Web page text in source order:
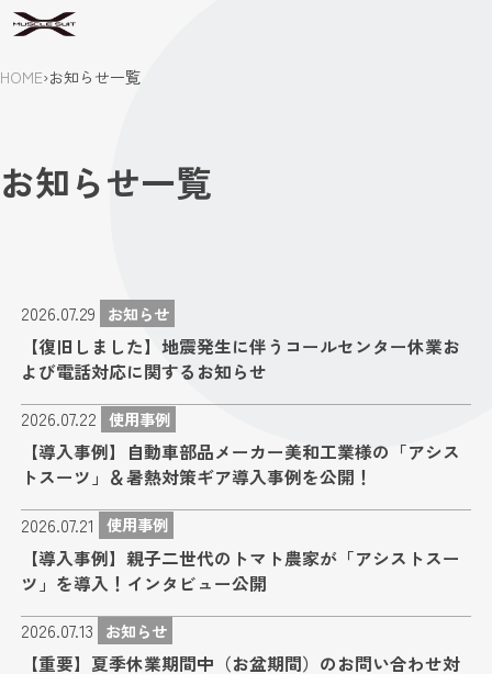
HOME›お知らせ一覧
お知らせ一覧
2026.07.29 お知らせ
【復旧しました】地震発生に伴うコールセンター休業お
よび電話対応に関するお知らせ
2026.07.22 使用事例
【導入事例】自動車部品メーカー美和工業様の「アシス
トスーツ」＆暑熱対策ギア導入事例を公開！
2026.07.21 使用事例
【導入事例】親子二世代のトマト農家が「アシストスー
ツ」を導入！インタビュー公開
2026.07.13 お知らせ
【重要】夏季休業期間中（お盆期間）のお問い合わせ対